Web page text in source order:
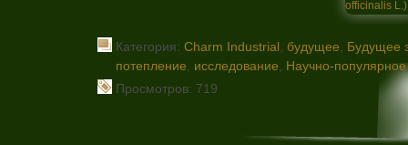
Категория: Charm Industrial , будущее, Будущее
потепление, исследование, Научно-популярное
Просмотров: 719